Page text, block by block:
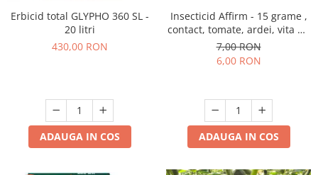
Erbicid total GLYPHO 360 SL -
20 litri
430,00 RON
ADAUGA IN COS
Insecticid Affirm - 15 grame ,
contact, tomate, ardei, vita de
vie, varza, mar
7,00 RON
6,00 RON
ADAUGA IN COS